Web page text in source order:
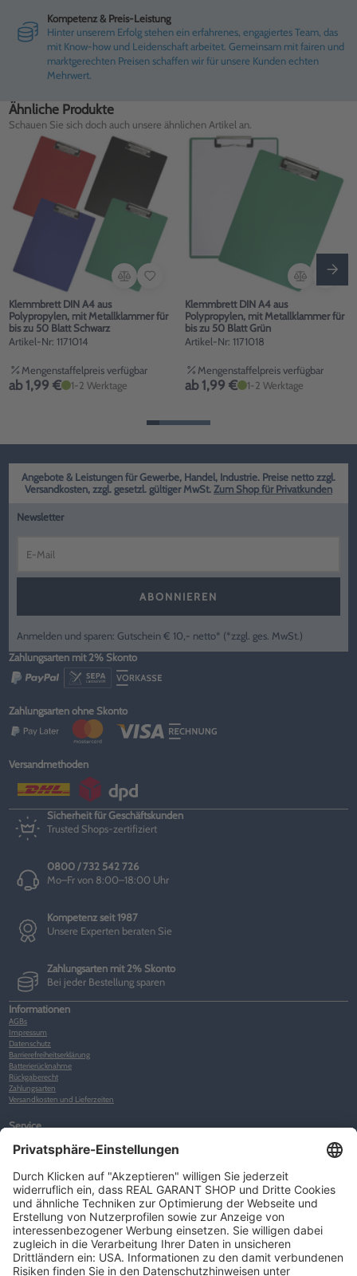
Kompetenz & Preis-Leistung
Hinter unserem Erfolg stehen ein erfahrenes, engagiertes Team, das
mit Know-how und Leidenschaft arbeitet. Gemeinsam mit fairen und
marktgerechten Preisen schaffen wir für unsere Kunden echten
Mehrwert.
Ähnliche Produkte
Schauen Sie sich doch auch unsere ähnlichen Artikel an.
Klemmbrett DIN A4 aus
Polypropylen, mit Metallklammer für
bis zu 50 Blatt Schwarz
Artikel-Nr: 1171014
Mengenstaffelpreis verfügbar
ab 1,99 € 1-2 Werktage
Klemmbrett DIN A4 aus
Polypropylen, mit Metallklammer für
bis zu 50 Blatt Grün
Artikel-Nr: 1171018
Mengenstaffelpreis verfügbar
ab 1,99 € 1-2 Werktage
Angebote & Leistungen für Gewerbe, Handel, Industrie. Preise netto zzgl.
Versandkosten, zzgl. gesetzl. gültiger MwSt. Zum Shop für Privatkunden
Newsletter
ABONNIEREN
Anmelden und sparen: Gutschein € 10,- netto* (*zzgl. ges. MwSt.)
Zahlungsarten mit 2% Skonto
Zahlungsarten ohne Skonto
Versandmethoden
Sicherheit für Geschäftskunden
Trusted Shops-zertifiziert
0800 / 732 542 726
Mo–Fr von 8:00–18:00 Uhr
Kompetenz seit 1987
Unsere Experten beraten Sie
Zahlungsarten mit 2% Skonto
Bei jeder Bestellung sparen
Informationen
AGBs
Impressum
Datenschutz
Barrierefreiheitserklärung
Batterierücknahme
Rückgaberecht
Zahlungsarten
Versandkosten und Lieferzeiten
Service
Warenkorb
Neues Kunden-Konto anlegen
Newsletter
Kontakt
FAQs
Über uns
Kategorien
Betriebsorganisation (52)
Schlüsselorganisation (140)